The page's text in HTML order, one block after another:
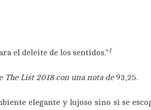
el deleite de los sentidos.”1
The List2018 con una nota de93,25.
elegante y lujoso sino si se